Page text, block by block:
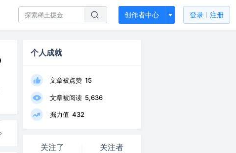
创作者中心 登录 注册
个人成就
文章被点赞 15
文章被阅读 5,636
掘力值 432
关注了
关注者